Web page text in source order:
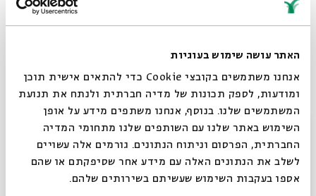
האתר עושה שימוש בעוגיות
אנחנו משתמשים בקובצי Cookie כדי להתאים אישית תוכן
ומודעות, לספק תכונות של מדיה חברתית ולנתח את תנועת
המשתמשים שלנו. בנוסף, אנחנו משתפים מידע על אופן
השימוש באתר שלנו עם השותפים שלנו מתחומי המדיה
החברתית, הפרסום וניתוח הנתונים. גורמים אלה עשויים
לשלב את הנתונים האלה עם מידע אחר שסיפקתם או שהם
אספו בעקבות השימוש שעשיתם בשירותים שלהם.
Life in Medieval Times
סגור